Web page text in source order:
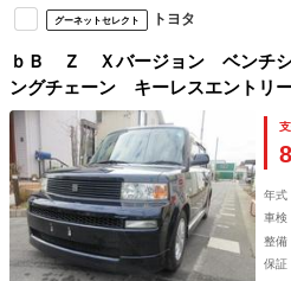
グーネットセレクト トヨタ
ｂＢ Ｚ Ｘバージョン ベンチ
ングチェーン キーレスエント
全ボディ ＡＢＳ ＣＤ ＤＶＤ
ンプ 衝突安全ボディ ＥＴＣ
年式
車検
整備
保証